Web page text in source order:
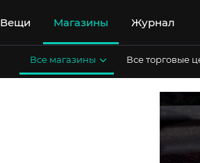
Вещи Магазины Журнал
Все магазины Все торговые